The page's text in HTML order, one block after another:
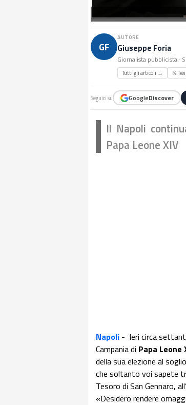
GF
AUTORE
Giuseppe Foria
Giornalista pubblicista ·
Tutti gli articoli → 𝕏
Seguici su GoogleDiscover
Il Napoli
Papa Leone XIV
Napoli - Ieri circa
Campania di Papa Leone
della sua elezione al
che soltanto voi sapete
Tesoro di San Gennaro,
«Desidero rendere